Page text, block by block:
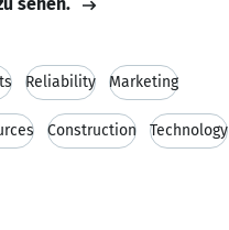
sehen.
Reliability Marketing
Construction Technology